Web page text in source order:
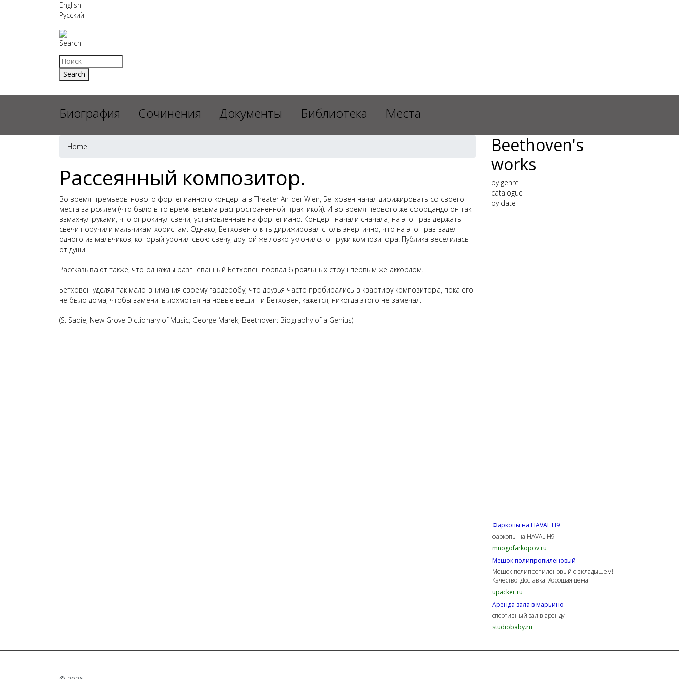
English
Русский
Search
Биография Сочинения Документы Библиотека Места
Home
Рассеянный композитор.
Во время премьеры нового фортепианного концерта в Theater An der Wien, Бетховен начал дирижировать со своего
места за роялем (что было в то время весьма распространенной практикой). И во время первого же сфорцандо он так
взмахнул руками, что опрокинул свечи, установленные на фортепиано. Концерт начали сначала, на этот раз держать
свечи поручили мальчикам-хористам. Однако, Бетховен опять дирижировал столь энергично, что на этот раз задел
одного из мальчиков, который уронил свою свечу, другой же ловко уклонился от руки композитора. Публика веселилась
от души.
Рассказывают также, что однажды разгневанный Бетховен порвал 6 рояльных струн первым же аккордом.
Бетховен уделял так мало внимания своему гардеробу, что друзья часто пробирались в квартиру композитора, пока его
не было дома, чтобы заменить лохмотья на новые вещи - и Бетховен, кажется, никогда этого не замечал.
(S. Sadie, New Grove Dictionary of Music; George Marek, Beethoven: Biography of a Genius)
Beethoven's
works
by genre
catalogue
by date
Фаркопы на HAVAL H9
фаркопы на HAVAL H9
mnogofarkopov.ru
Мешок полипропиленовый
Мешок полипропиленовый с вкладышем!
Качество! Доставка! Хорошая цена
upacker.ru
Аренда зала в марьино
спортивный зал в аренду
studiobaby.ru